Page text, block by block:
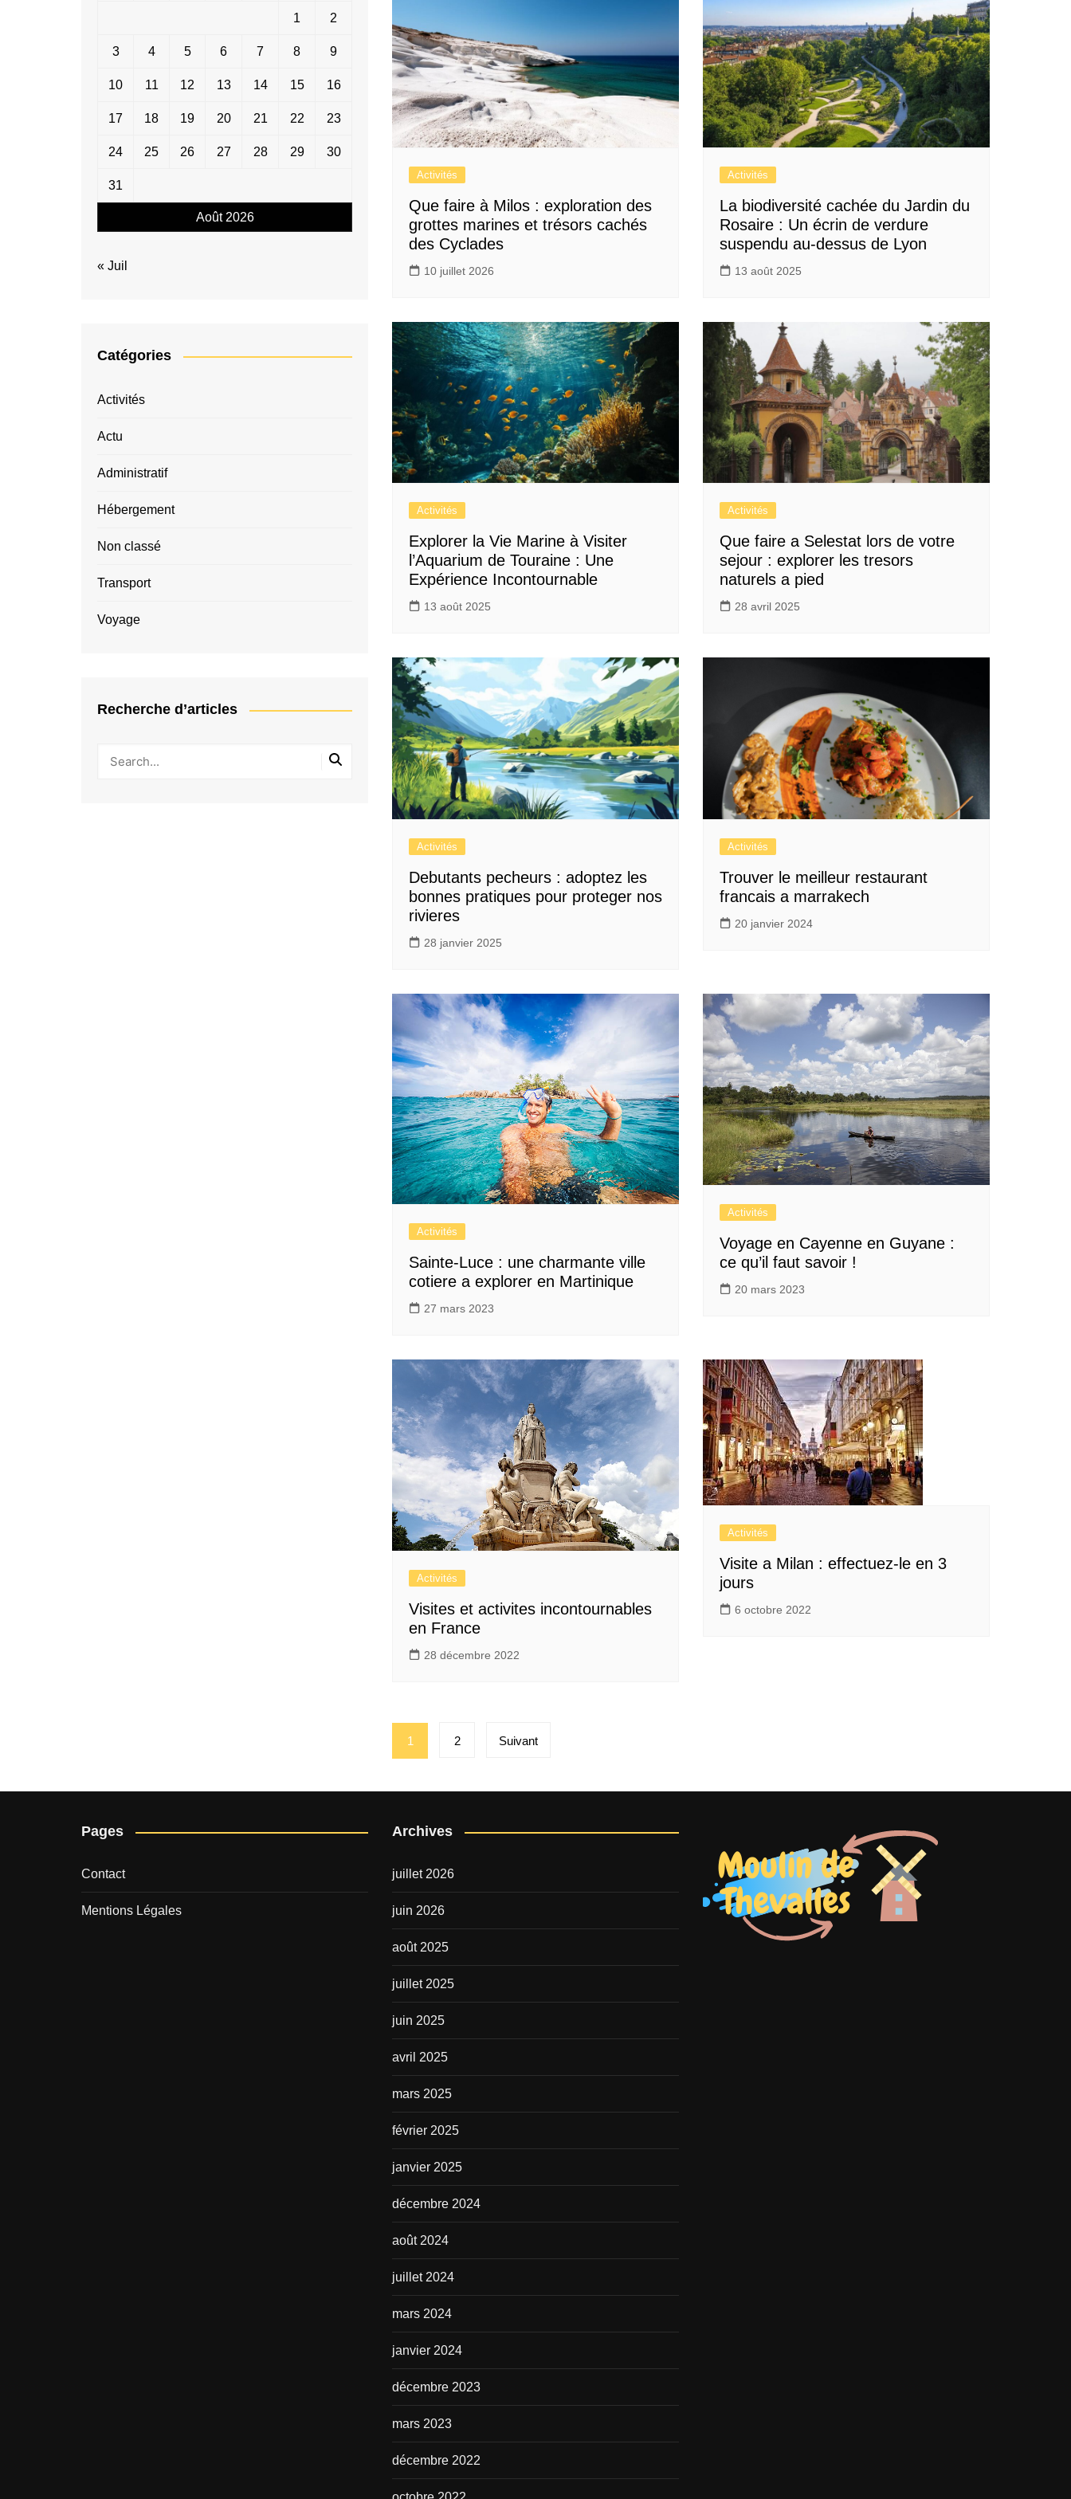
Activités
Que faire à Milos : exploration des
grottes marines et trésors cachés
des Cyclades
10 juillet 2026
Activités
La biodiversité cachée du Jardin du
Rosaire : Un écrin de verdure
suspendu au-dessus de Lyon
13 août 2025
Activités
Explorer la Vie Marine à Visiter
l’Aquarium de Touraine : Une
Expérience Incontournable
13 août 2025
Activités
Que faire a Selestat lors de votre
sejour : explorer les tresors
naturels a pied
28 avril 2025
Activités
Debutants pecheurs : adoptez les
bonnes pratiques pour proteger nos
rivieres
28 janvier 2025
Activités
Trouver le meilleur restaurant
francais a marrakech
20 janvier 2024
Activités
Sainte-Luce : une charmante ville
cotiere a explorer en Martinique
27 mars 2023
Activités
Voyage en Cayenne en Guyane :
ce qu’il faut savoir !
20 mars 2023
Activités
Visites et activites incontournables
en France
28 décembre 2022
Activités
Visite a Milan : effectuez-le en 3
jours
6 octobre 2022
Pagination
des
publications
1 2 Suivant
Août 2026
1 2
3 4 5 6 7 8 9
10 11 12 13 14 15 16
17 18 19 20 21 22 23
24 25 26 27 28 29 30
31
« Juil
Catégories
Activités
Actu
Administratif
Hébergement
Non classé
Transport
Voyage
Recherche d’articles
Pages
Contact
Mentions Légales
Archives
juillet 2026
juin 2026
août 2025
juillet 2025
juin 2025
avril 2025
mars 2025
février 2025
janvier 2025
décembre 2024
août 2024
juillet 2024
mars 2024
janvier 2024
décembre 2023
mars 2023
décembre 2022